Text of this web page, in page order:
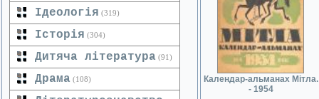
Ідеологія (319)
Історія (304)
Дитяча література (91)
Драма (108)
Календар-альманах Мітла.
- 1954